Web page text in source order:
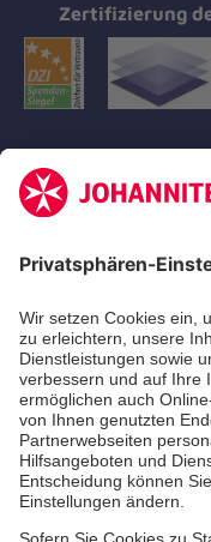
Zertifizierung